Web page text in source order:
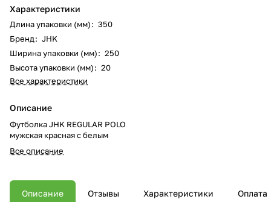
Характеристики
Длина упаковки (мм): 350
Бренд: JHK
Ширина упаковки (мм): 250
Высота упаковки (мм): 20
Все характеристики
Описание
Футболка JHK REGULAR POLO
мужская красная с белым
Все описание
Описание Отзывы Характеристики Оплата